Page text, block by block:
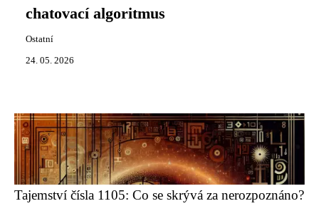
chatovací algoritmus
Ostatní
24. 05. 2026
Tajemství čísla 1105: Co se skrývá za nerozpoznáno?